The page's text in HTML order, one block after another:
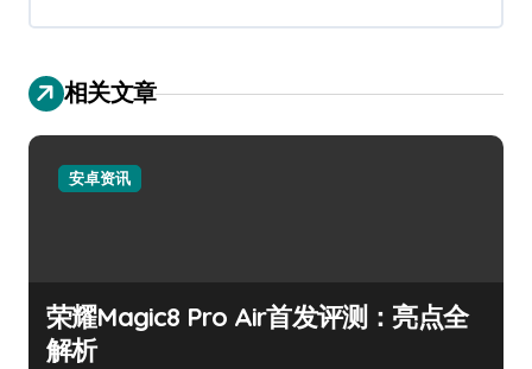
相关文章
安卓资讯
荣耀Magic8 Pro Air首发评测：亮点全
解析